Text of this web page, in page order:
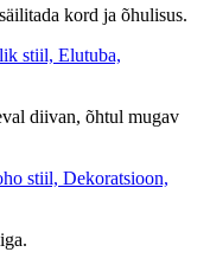
kord ja õhulisus.
diivan, õhtul mugav